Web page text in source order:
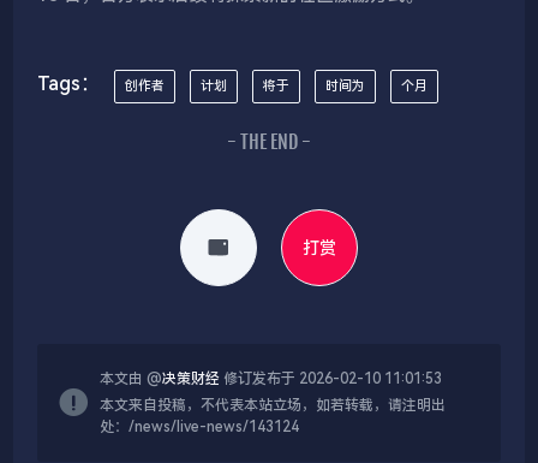
Tags： 创作者 计划 将于 时间为 个月
- THE END -
打赏
本文由 @决策财经 修订发布于 2026-02-10 11:01:53
本文来自投稿，不代表本站立场，如若转载，请注明出
处：/news/live-news/143124